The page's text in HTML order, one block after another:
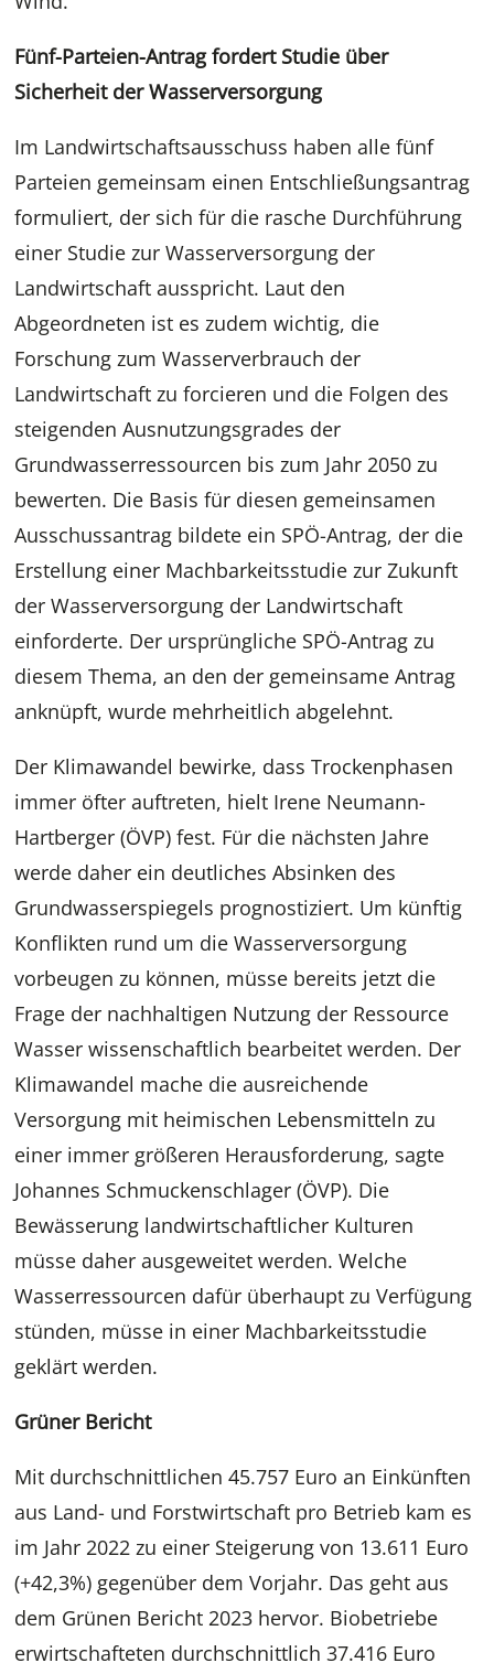
Fünf-Parteien-Antrag fordert Studie über
Sicherheit der Wasserversorgung
Im Landwirtschaftsausschuss haben alle fünf
Parteien gemeinsam einen Entschließungsantrag
formuliert, der sich für die rasche Durchführung
einer Studie zur Wasserversorgung der
Landwirtschaft ausspricht. Laut den
Abgeordneten ist es zudem wichtig, die
Forschung zum Wasserverbrauch der
Landwirtschaft zu forcieren und die Folgen des
steigenden Ausnutzungsgrades der
Grundwasserressourcen bis zum Jahr 2050 zu
bewerten. Die Basis für diesen gemeinsamen
Ausschussantrag bildete ein SPÖ-Antrag, der die
Erstellung einer Machbarkeitsstudie zur Zukunft
der Wasserversorgung der Landwirtschaft
einforderte. Der ursprüngliche SPÖ-Antrag zu
diesem Thema, an den der gemeinsame Antrag
anknüpft, wurde mehrheitlich abgelehnt.
Der Klimawandel bewirke, dass Trockenphasen
immer öfter auftreten, hielt Irene Neumann-
Hartberger (ÖVP) fest. Für die nächsten Jahre
werde daher ein deutliches Absinken des
Grundwasserspiegels prognostiziert. Um künftig
Konflikten rund um die Wasserversorgung
vorbeugen zu können, müsse bereits jetzt die
Frage der nachhaltigen Nutzung der Ressource
Wasser wissenschaftlich bearbeitet werden. Der
Klimawandel mache die ausreichende
Versorgung mit heimischen Lebensmitteln zu
einer immer größeren Herausforderung, sagte
Johannes Schmuckenschlager (ÖVP). Die
Bewässerung landwirtschaftlicher Kulturen
müsse daher ausgeweitet werden. Welche
Wasserressourcen dafür überhaupt zu Verfügung
stünden, müsse in einer Machbarkeitsstudie
geklärt werden.
Grüner Bericht
Mit durchschnittlichen 45.757 Euro an Einkünften
aus Land- und Forstwirtschaft pro Betrieb kam es
im Jahr 2022 zu einer Steigerung von 13.611 Euro
(+42,3%) gegenüber dem Vorjahr. Das geht aus
dem Grünen Bericht 2023 hervor. Biobetriebe
erwirtschafteten durchschnittlich 37.416 Euro